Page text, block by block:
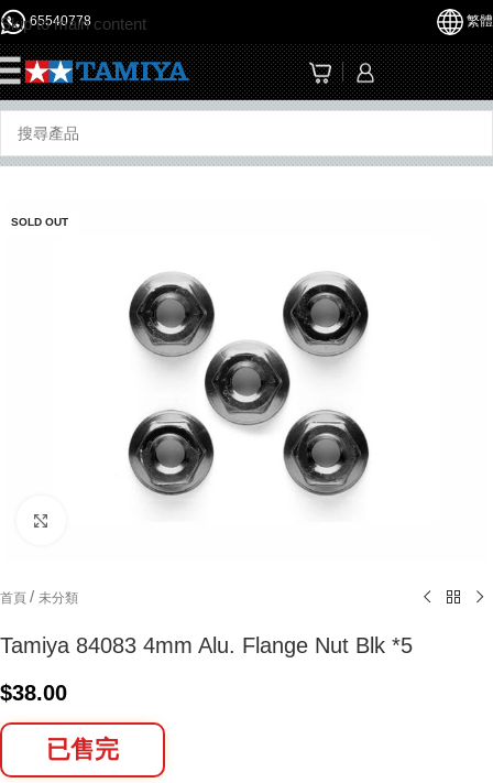
Skip to main content
65540778 繁體
SOLD OUT
首頁 / 未分類
Tamiya 84083 4mm Alu. Flange Nut Blk *5
$38.00
已售完